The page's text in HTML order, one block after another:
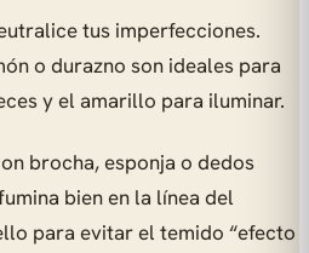
tus imperfecciones.
o durazno son ideales para
y el amarillo para iluminar.
brocha, esponja o dedos
bien en la línea del
para evitar el temido “efecto